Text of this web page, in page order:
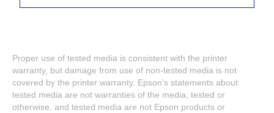
Proper use of tested media is consistent with the printer
warranty, but damage from use of non-tested media is not
covered by the printer warranty. Epson’s statements about
tested media are not warranties of the media, tested or
otherwise, and tested media are not Epson products or